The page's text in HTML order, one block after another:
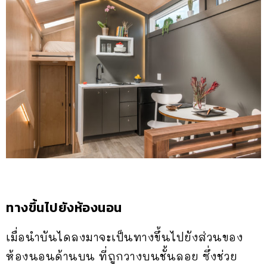
ทางขึ้นไปยังห้องนอน
เมื่อนำบันไดลงมาจะเป็นทางขึ้นไปยังส่วนของ
ห้องนอนด้านบน ที่ถูกวางบนชั้นลอย ซึ่งช่วย